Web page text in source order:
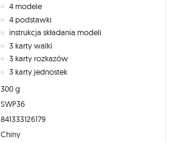
4 modele
4 podstawki
instrukcja składania modeli
3 karty walki
3 karty rozkazów
3 karty jednostek
300 g
SWP36
841333126179
Chiny